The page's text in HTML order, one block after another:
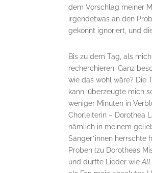
dem Vorschlag meiner
irgendetwas an den
gekonnt ignoriert, und
Bis zu dem Tag, als
recherchieren. Ganz
wie das wohl wäre? Die
kann, überzeugte mich
weniger Minuten in
Chorleiterin – Dorothea
nämlich in meinem
Sänger*innen herrschte
Proben (zu Dorotheas
und durfte Lieder wieAll